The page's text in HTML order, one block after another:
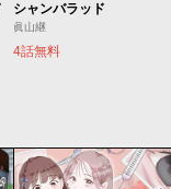
シャンバラッド
眞山継
4話無料